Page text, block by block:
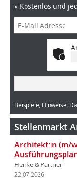
» Kostenlos und
Beispiele, Hinweise:
Stellenmarkt
Architekt:in (m/
Henke & Partner
22.07.2026